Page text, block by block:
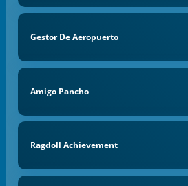
Gestor De Aeropuerto
Amigo Pancho
Ragdoll Achievement